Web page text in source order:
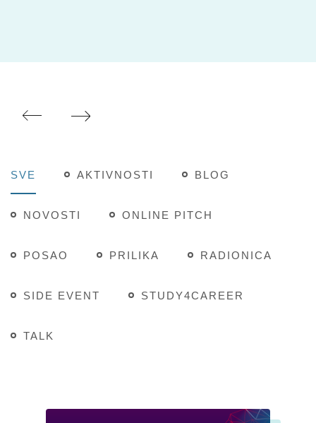
SVE AKTIVNOSTI BLOG
NOVOSTI ONLINE PITCH
POSAO PRILIKA RADIONICA
SIDE EVENT STUDY4CAREER
TALK